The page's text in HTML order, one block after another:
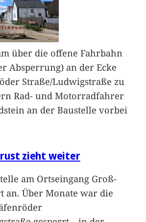
über die offene Fahrbahn
Absperrung) an der Ecke
Straße/Ludwigstraße zu
Rad- und Motorradfahrer
an der Baustelle vorbei
zieht weiter
am Ortseingang Groß-
an. Über Monate war die